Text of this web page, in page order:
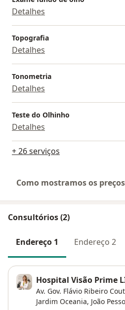
Detalhes
Topografia
Detalhes
Tonometria
Detalhes
Teste do Olhinho
Detalhes
+ 26 serviços
Como mostramos os
Consultórios (2)
Endereço 1 Endereço 2
Hospital Visão Prime
Av. Gov. Flávio Ribeiro
Jardim Oceania, João